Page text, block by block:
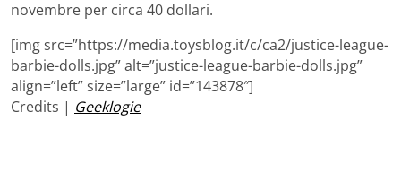
novembre per circa 40 dollari.
[img src=”https://media.toysblog.it/c/ca2/justice-league-
barbie-dolls.jpg” alt=”justice-league-barbie-dolls.jpg”
align=”left” size=”large” id=”143878″]
Credits | Geeklogie